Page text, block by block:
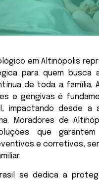
em Altinópolis
para quem busca
de toda a família.
e gengivas é
impactando desde a
Moradores de
que
e corretivos,
se dedica a